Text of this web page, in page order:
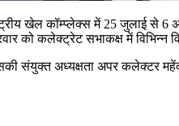
खेल कॉम्प्लेक्स में 25 जुलाई से 6
को कलेक्ट्रेट सभाकक्ष में विभिन्न
संयुक्त अध्यक्षता अपर कलेक्टर